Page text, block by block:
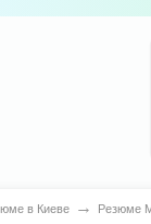
в Киеве → Резюме